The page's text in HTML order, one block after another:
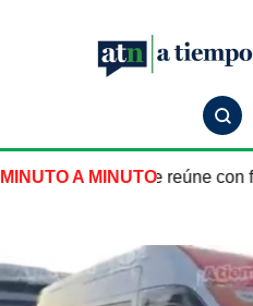
MINUTO A MINUTO
en EU se reúne con